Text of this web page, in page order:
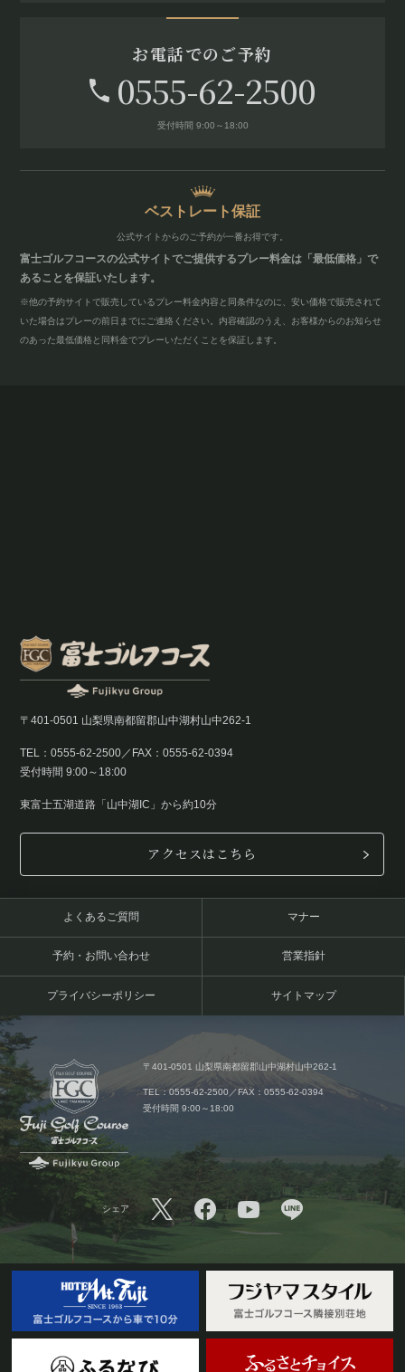
お電話でのご予約
0555-62-2500
受付時間 9:00～18:00
ベストレート保証
公式サイトからのご予約が一番お得です。
富士ゴルフコースの公式サイトでご提供するプレー料金は「最低価格」で
あることを保証いたします。
※他の予約サイトで販売しているプレー料金内容と同条件なのに、安い価格で販売されて
いた場合はプレーの前日までにご連絡ください。内容確認のうえ、お客様からのお知らせ
のあった最低価格と同料金でプレーいただくことを保証します。
〒401-0501 山梨県南都留郡山中湖村山中262-1
TEL：0555-62-2500／FAX：0555-62-0394
受付時間 9:00～18:00
東富士五湖道路「山中湖IC」から約10分
アクセスはこちら
よくあるご質問 マナー
予約・お問い合わせ 営業指針
プライバシーポリシー サイトマップ
〒401-0501 山梨県南都留郡山中湖村山中262-1
TEL：0555-62-2500／FAX：0555-62-0394
受付時間 9:00～18:00
シェア